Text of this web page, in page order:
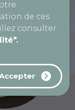
de ces
consulter